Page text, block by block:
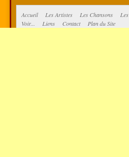
Accueil Les Artistes Les Chansons
Voir...
Liens Contact Plan du Site